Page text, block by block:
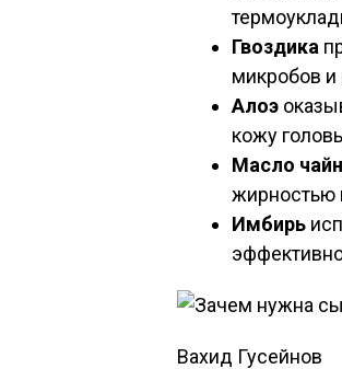
Гвоздика
микробов и
Алоэ
кожу
Масло
жирностью
Имбирь
Вахид Гусейнов